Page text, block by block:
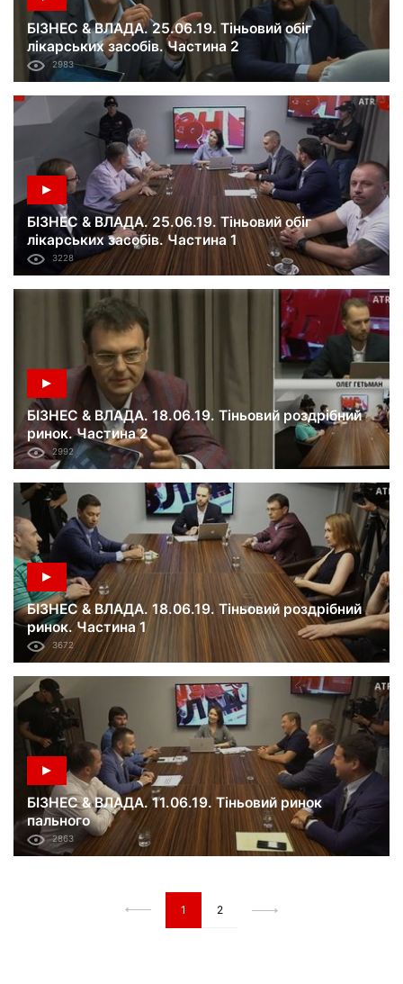
БІЗНЕС & ВЛАДА. 25.06.19. Тіньовий обіг
лікарських засобів. Частина 2
2983
БІЗНЕС & ВЛАДА. 25.06.19. Тіньовий обіг
лікарських засобів. Частина 1
3228
БІЗНЕС & ВЛАДА. 18.06.19. Тіньовий роздрібний
ринок. Частина 2
2992
БІЗНЕС & ВЛАДА. 18.06.19. Тіньовий роздрібний
ринок. Частина 1
3672
БІЗНЕС & ВЛАДА. 11.06.19. Тіньовий ринок
пального
2863
1 2